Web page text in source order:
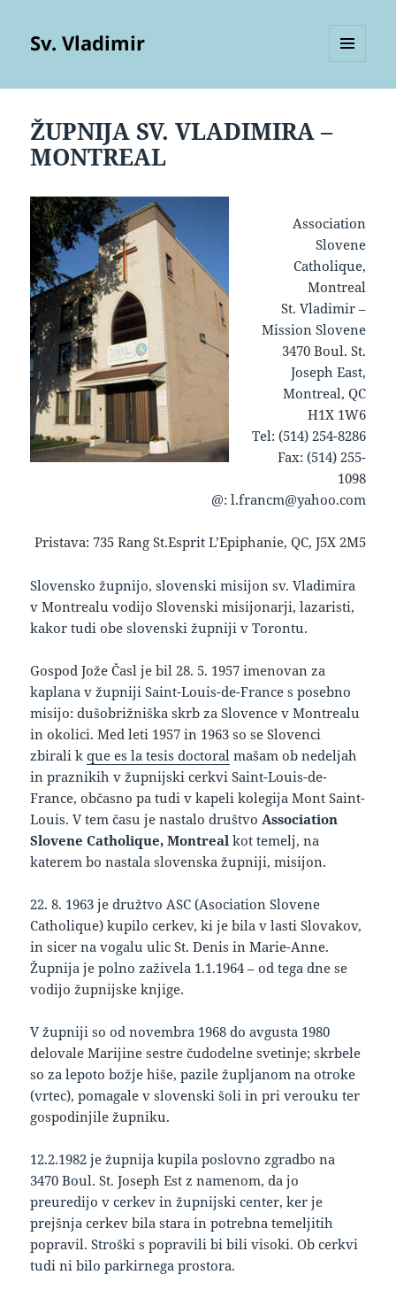
Sv. Vladimir
ŽUPNIJA SV. VLADIMIRA –
MONTREAL
Association
Slovene
Catholique,
Montreal
St. Vladimir –
Mission Slovene
3470 Boul. St.
Joseph East,
Montreal, QC
H1X 1W6
Tel: (514) 254-8286
Fax: (514) 255-
1098
@: l.francm@yahoo.com
Pristava: 735 Rang St.Esprit L’Epiphanie, QC, J5X 2M5
keto supplement pills
Slovensko župnijo, slovenski misijon sv. Vladimira
v Montrealu vodijo Slovenski misijonarji, lazaristi,
kakor tudi obe slovenski župniji v Torontu.
Gospod Jože Časl je bil 28. 5. 1957 imenovan za
kaplana v župniji Saint-Louis-de-France s posebno
misijo: dušobrižniška skrb za Slovence v Montrealu
in okolici. Med leti 1957 in 1963 so se Slovenci
zbirali kque es la tesis doctoral mašam ob nedeljah
in praznikih v župnijski cerkvi Saint-Louis-de-
France, občasno pa tudi v kapeli kolegija Mont Saint-
Louis. V tem času je nastalo društvoAssociation
Slovene Catholique, Montreal kot temelj, na
katerem bo nastala slovenska župniji, misijon.
22. 8. 1963 je družtvo ASC (Asociation Slovene
Catholique) kupilo cerkev, ki je bila v lasti Slovakov,
in sicer na vogalu ulic St. Denis in Marie-Anne.
Župnija je polno zaživela 1.1.1964 – od tega dne se
vodijo župnijske knjige.
V župniji so od novembra 1968 do avgusta 1980
delovale Marijine sestre čudodelne svetinje; skrbele
so za lepoto božje hiše, pazile župljanom na otroke
(vrtec), pomagale v slovenski šoli in pri verouku ter
gospodinjile župniku.
12.2.1982 je župnija kupila poslovno zgradbo na
3470 Boul. St. Joseph Est z namenom, da jo
preuredijo v cerkev in župnijski center, ker je
prejšnja cerkev bila stara in potrebna temeljitih
popravil. Stroški s popravili bi bili visoki. Ob cerkvi
tudi ni bilo parkirnega prostora.